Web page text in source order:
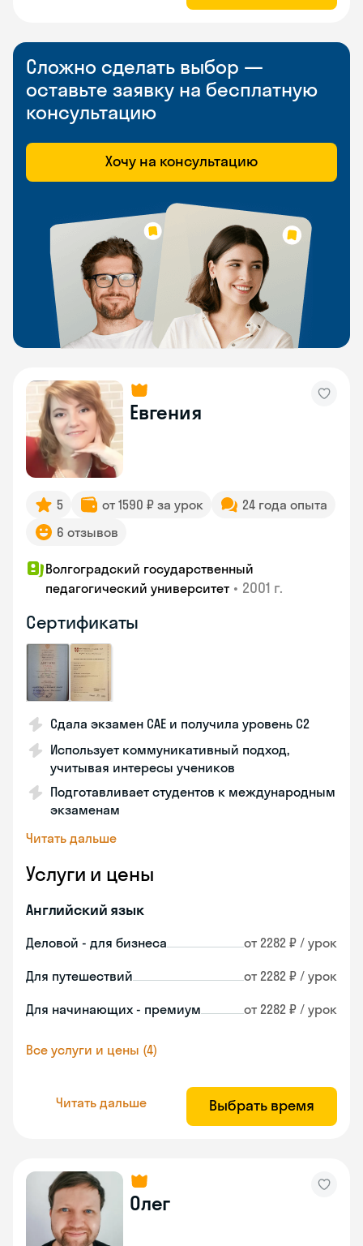
Сложно сделать выбор —
оставьте заявку на бесплатную
консультацию
Хочу на консультацию
Евгения
5 от 1590 ₽ за урок
24 года опыта
6 отзывов
Волгоградский государственный
педагогический университет • 2001 г.
Сертификаты
Сдала экзамен CAE и получила уровень С2
Использует коммуникативный подход,
учитывая интересы учеников
Подготавливает студентов к международным
экзаменам
Читать дальше
Услуги и цены
Английский язык
Деловой - для бизнеса от 2282 ₽ / урок
Для путешествий от 2282 ₽ / урок
Для начинающих - премиум от 2282 ₽ / урок
Все услуги и цены (4)
Читать дальше Выбрать время
Олег